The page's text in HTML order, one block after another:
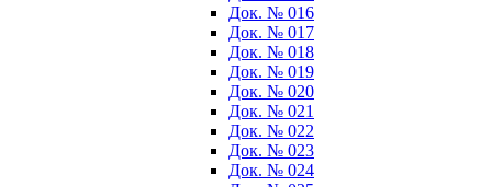
Док. № 016
Док. № 017
Док. № 018
Док. № 019
Док. № 020
Док. № 021
Док. № 022
Док. № 023
Док. № 024